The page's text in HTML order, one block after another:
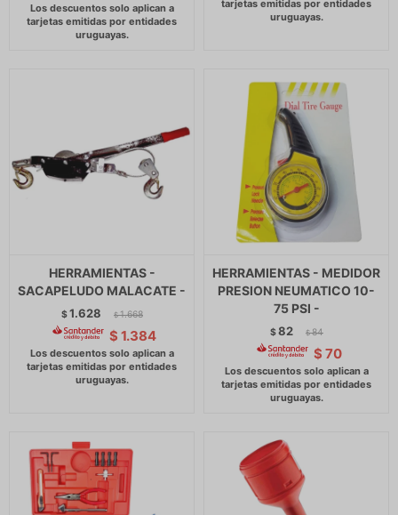
HERRAMIENTAS -
SACAPELUDO MALACATE -
$1.628 $ 1.668
$ 1.384
HERRAMIENTAS - MEDIDOR
PRESION NEUMATICO 10-
75 PSI -
$82 $ 84
$ 70